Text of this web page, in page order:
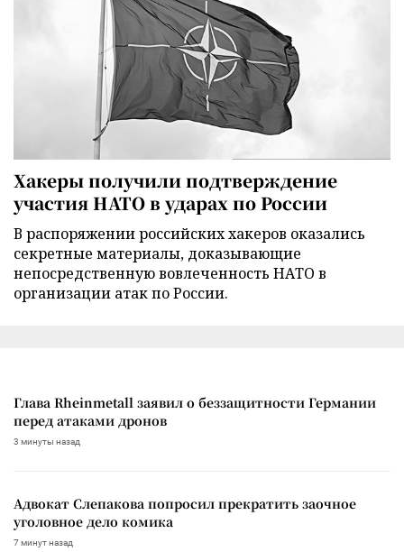
Хакеры получили подтверждение
участия НАТО в ударах по России
В распоряжении российских хакеров оказались
секретные материалы, доказывающие
непосредственную вовлеченность НАТО в
организации атак по России.
Глава Rheinmetall заявил о беззащитности Германии
перед атаками дронов
3 минуты назад
Адвокат Слепакова попросил прекратить заочное
уголовное дело комика
7 минут назад